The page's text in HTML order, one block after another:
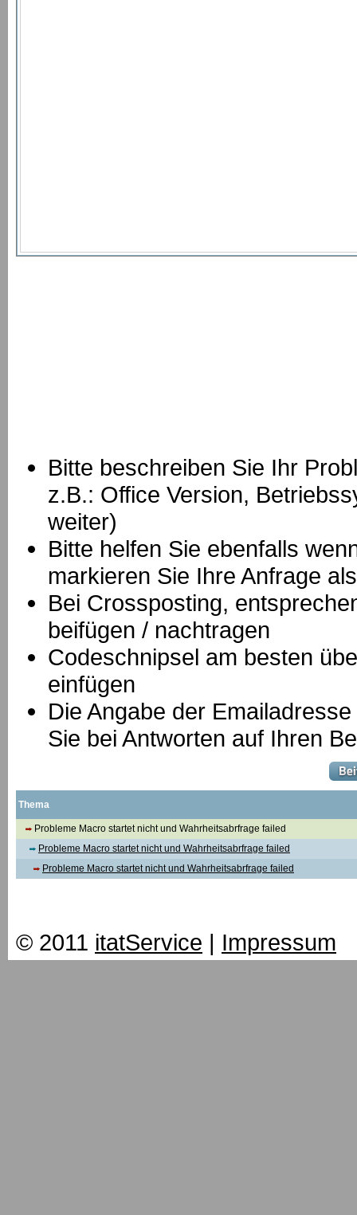
Bitte beschreiben Sie Ihr
z.B.: Office Version,
weiter)
Bitte helfen Sie ebenfalls
markieren Sie Ihre Anfrage
Bei Crossposting,
beifügen / nachtragen
Codeschnipsel am besten
einfügen
Die Angabe der
Sie bei Antworten auf Ihren
Thema
Probleme Macro startet nicht und Wahrheitsabrfrage failed
Probleme Macro startet nicht und Wahrheitsabrfrage failed
Probleme Macro startet nicht und Wahrheitsabrfrage failed
© 2011 itatService | Impressum